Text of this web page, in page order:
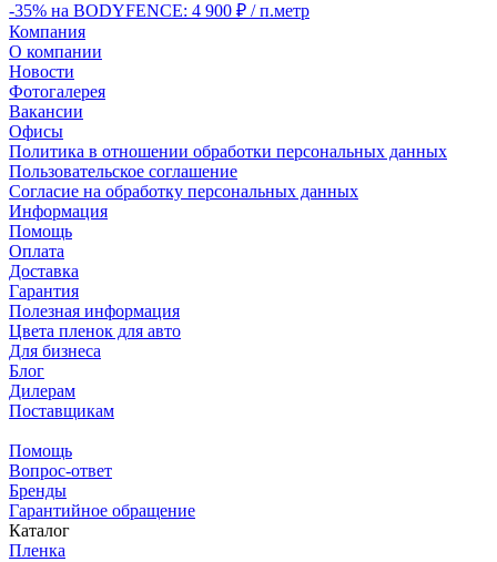
-35% на BODYFENCE: 4 900 ₽ / п.метр
Компания
О компании
Новости
Фотогалерея
Вакансии
Офисы
Политика в отношении обработки персональных данных
Пользовательское соглашение
Согласие на обработку персональных данных
Информация
Помощь
Оплата
Доставка
Гарантия
Полезная информация
Цвета пленок для авто
Для бизнеса
Блог
Дилерам
Поставщикам
Помощь
Вопрос-ответ
Бренды
Гарантийное обращение
Каталог
Пленка